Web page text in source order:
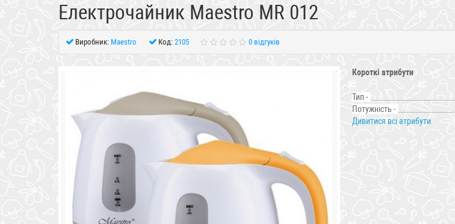
Електрочайник Maestro MR 012
Виробник: Maestro Код: 2105 0 відгуків
Короткі атрибути
Тип -
Потужність -
Дивитися всі атрибути